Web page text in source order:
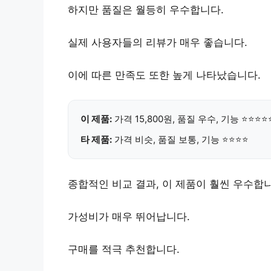
하지만 품질은 월등히 우수합니다.
실제 사용자들의 리뷰가 매우 좋습니다.
이에 따른 만족도 또한 높게 나타났습니다.
이 제품: 가격 15,800원, 품질 우수, 기능
타 제품: 가격 비슷, 품질 보통, 기능 ⭐⭐⭐⭐
종합적인 비교 결과, 이 제품이 훨씬 우수합
가성비가 매우 뛰어납니다.
구매를 적극 추천합니다.